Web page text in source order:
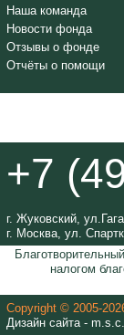
Наша команда
Новости фонда
Отзывы о фонде
Отчёты о помощи
+7
г. Жуковский,
г. Москва, ул.
налогом
Copyright © 2005-
Дизайн сайта -